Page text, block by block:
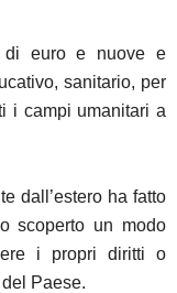
di euro e nuove e
sanitario, per
i campi umanitari a
dall’estero ha fatto
scoperto un modo
i propri diritti o
Paese.